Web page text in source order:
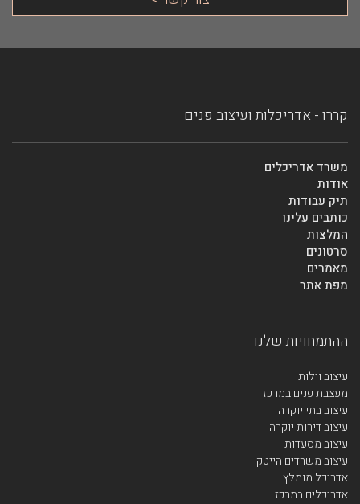
קררו - אדריכלות ועיצוב פנים
משרד אדריכלים
אודות
תיק עבודות
כותבים עלינו
המלצות
סרטונים
מאמרים
מפת אתר
ההתמחויות שלנו
עיצוב וילות
מעצבת פנים במרכז
עיצוב בתי יוקרה
עיצוב דירות יוקרה
עיצוב מסעדות
עיצוב משרדים הייטק
אדריכל מומלץ
אדריכלים במרכז